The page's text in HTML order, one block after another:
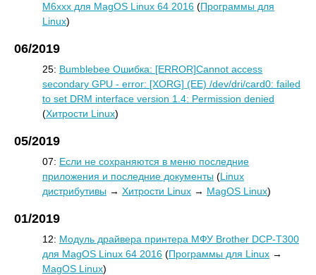
M6xxx для MagOS Linux 64 2016 (Программы для
Linux)
06/2019
25: Bumblebee Ошибка: [ERROR]Cannot access
secondary GPU - error: [XORG] (EE) /dev/dri/card0: failed
to set DRM interface version 1.4: Permission denied
(Хитрости Linux)
05/2019
07: Если не сохраняются в меню последние
приложения и последние документы (Linux
дистрибутивы → Хитрости Linux → MagOS Linux)
01/2019
12: Модуль драйвера принтера МФУ Brother DCP-T300
для MagOS Linux 64 2016 (Программы для Linux →
MagOS Linux)